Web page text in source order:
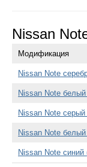
Nissan
Модификация
Nissan Note
Nissan Note
Nissan Note
Nissan Note
Nissan Note синий